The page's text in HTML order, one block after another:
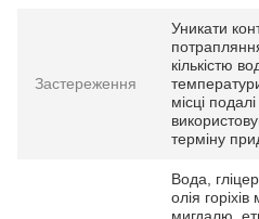
Застереження
Уникати
кількістю
місці
терміну
Вода,
олія